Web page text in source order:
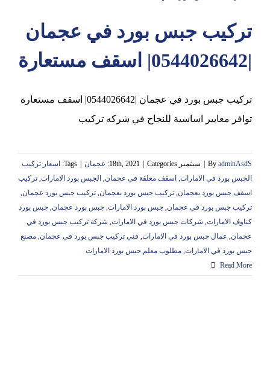
عجمانتركيب جبس بورد في عجمان
|0544026642| اسقف مستعارة
تركيب جبس بورد في عجمان |0544026642| اسقف مستعارة
توافر معايير اساسية للنجاح في شركه تركيب
By adminAsdS سبتمبر 18th, 2021 Categories: عجمان Tags:
اسعار تركيب
الجبس بورد في الامارات, اسقف معلقة في عجمان, الجبس بورد الامارات, تركيب
اسقف جبس بورد بعجمان, تركيب جبس بورد بعجمان, تركيب جبس بورد عجمان,
تركيب جبس بورد في عجمان, جبس بورد الامارات, جبس بورد عجمان, جبس بورد
كناوف الامارات, شركات جبس بورد في الامارات, شركة تركيب جبس بورد في
عجمان, عمال جبس بورد في الامارات, فني تركيب جبس بورد في عجمان, مصنع
جبس بورد في الامارات, مطلوب معلم جبس بورد الامارات
Read More